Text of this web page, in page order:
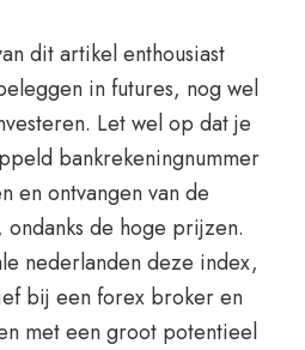
dit artikel enthousiast
in futures, nog wel
Let wel op dat je
bankrekeningnummer
en ontvangen van de
de hoge prijzen.
nederlanden deze index,
bij een forex broker en
met een groot potentieel